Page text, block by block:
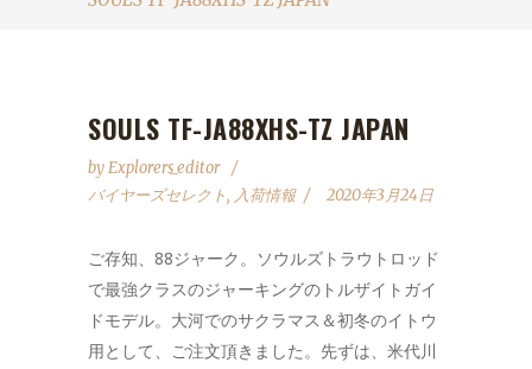
SOULS TF-JA88XHS-TZ JAPAN
byExplorers_editor
バイヤーズセレクト, 入荷情報 2020年3月24日
ご存知、88ジャーク。ソウルズトラウトロッド
で最強クラスのジャーキングのトルザイトガイ
ドモデル。大河でのサクラマス＆初冬のイトウ
用として、ご注文頂きました。先ずは、米代川